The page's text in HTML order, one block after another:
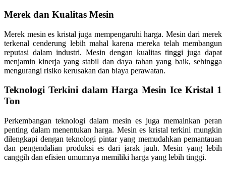
Merek dan Kualitas Mesin
Merek mesin es kristal juga mempengaruhi harga. Mesin dari merek
terkenal cenderung lebih mahal karena mereka telah membangun
reputasi dalam industri. Mesin dengan kualitas tinggi juga dapat
menjamin kinerja yang stabil dan daya tahan yang baik, sehingga
mengurangi risiko kerusakan dan biaya perawatan.
Teknologi Terkini dalam Harga Mesin Ice Kristal 1
Ton
Perkembangan teknologi dalam mesin es juga memainkan peran
penting dalam menentukan harga. Mesin es kristal terkini mungkin
dilengkapi dengan teknologi pintar yang memudahkan pemantauan
dan pengendalian produksi es dari jarak jauh. Mesin yang lebih
canggih dan efisien umumnya memiliki harga yang lebih tinggi.